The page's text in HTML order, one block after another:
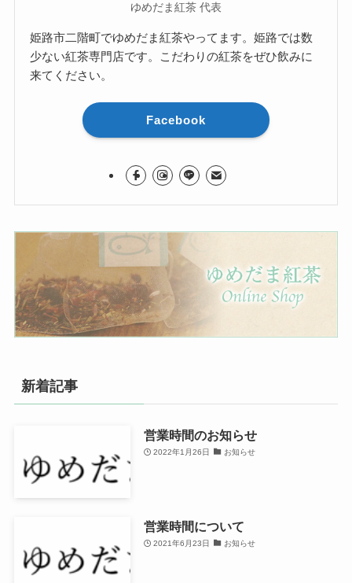
ゆめだま紅茶 代表
姫路市二階町でゆめだま紅茶やってます。姫路では数
少ない紅茶専門店です。こだわりの紅茶をぜひ飲みに
来てください。
Facebook
新着記事
営業時間のお知らせ
2022年1月26日 お知らせ
営業時間について
2021年6月23日 お知らせ